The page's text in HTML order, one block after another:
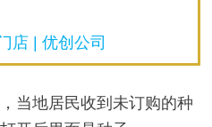
店 | 优创公司
当地居民收到未订购的种